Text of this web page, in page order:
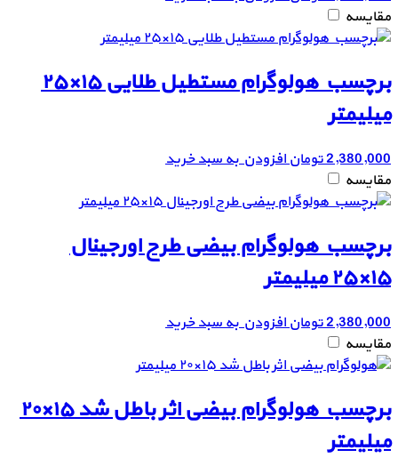
مقایسه
برچسب هولوگرام مستطیل طلایی ۱۵×۲۵
میلیمتر
2,380,000تومانافزودن به سبد خرید
مقایسه
برچسب هولوگرام بیضی طرح اورجینال
۱۵×۲۵ میلیمتر
2,380,000تومانافزودن به سبد خرید
مقایسه
برچسب هولوگرام بیضی اثر باطل شد ۱۵×۲۰
میلیمتر